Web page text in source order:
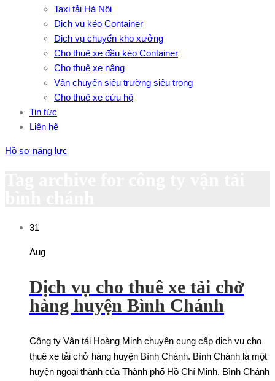
Taxi tải Hà Nội
Dịch vụ kéo Container
Dịch vụ chuyển kho xưởng
Cho thuê xe đầu kéo Container
Cho thuê xe nâng
Vận chuyển siêu trường siêu trọng
Cho thuê xe cứu hộ
Tin tức
Liên hệ
Hồ sơ năng lực
31
Aug
Dịch vụ cho thuê xe tải chở
hàng huyện Bình Chánh
Công ty Vận tải Hoàng Minh chuyên cung cấp dịch vụ cho
thuê xe tải chở hàng huyện Bình Chánh. Bình Chánh là một
huyện ngoại thành của Thành phố Hồ Chí Minh. Bình Chánh